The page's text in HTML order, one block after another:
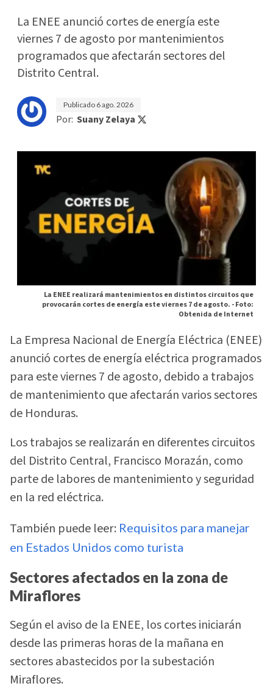
La ENEE anunció cortes de energía este
viernes 7 de agosto por mantenimientos
programados que afectarán sectores del
Distrito Central.
Publicado 6 ago. 2026
Por: Suany Zelaya
La ENEE realizará mantenimientos en distintos circuitos que
provocarán cortes de energía este viernes 7 de agosto. -Foto:
Obtenida de Internet
La Empresa Nacional de Energía Eléctrica (ENEE)
anunció cortes de energía eléctrica programados
para este viernes 7 de agosto, debido a trabajos
de mantenimiento que afectarán varios sectores
de Honduras.
Los trabajos se realizarán en diferentes circuitos
del Distrito Central, Francisco Morazán, como
parte de labores de mantenimiento y seguridad
en la red eléctrica.
También puede leer: Requisitos para manejar
en Estados Unidos como turista
Sectores afectados en la zona de
Miraflores
Según el aviso de la ENEE, los cortes iniciarán
desde las primeras horas de la mañana en
sectores abastecidos por la subestación
Miraflores.